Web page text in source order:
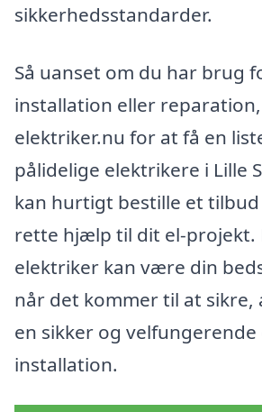
sikkerhedsstandarder.
Så uanset om du har brug
installation eller
elektriker.nu for at få en
pålidelige elektrikere i Lille
kan hurtigt bestille et
rette hjælp til dit el-projekt.
elektriker kan være din
når det kommer til at sikre,
en sikker og
installation.